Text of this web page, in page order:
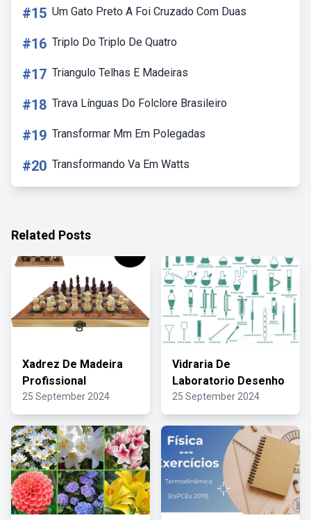
#15 Um Gato Preto A Foi Cruzado Com Duas
#16 Triplo Do Triplo De Quatro
#17 Triangulo Telhas E Madeiras
#18 Trava Línguas Do Folclore Brasileiro
#19 Transformar Mm Em Polegadas
#20 Transformando Va Em Watts
Related Posts
Xadrez De Madeira
Profissional
25 September 2024
Vidraria De
Laboratorio Desenho
25 September 2024